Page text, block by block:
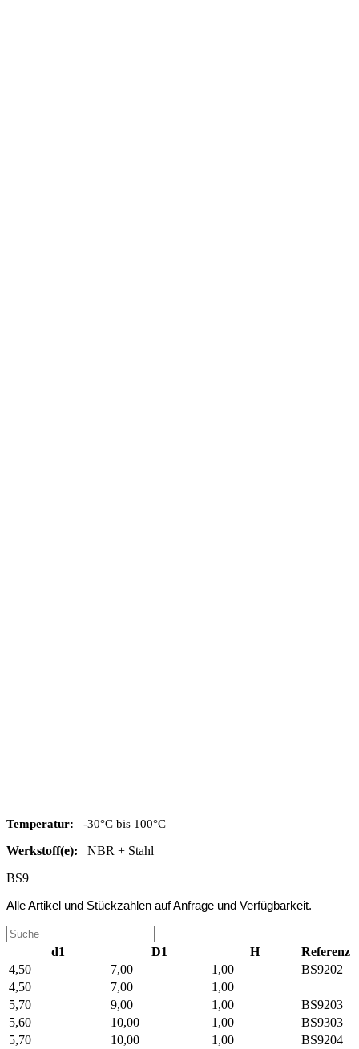
Temperatur: -30°C bis 100°C
Werkstoff(e): NBR + Stahl
BS9
Alle Artikel und Stückzahlen auf Anfrage und Verfügbarkeit.
d1 D1 H
Referenz
4,50
7,00 1,00
BS9202
4,50
7,00
1,00
5,70
9,00 1,00
BS9203
5,60
10,00 1,00
BS9303
5,70
10,00 1,00
BS9204